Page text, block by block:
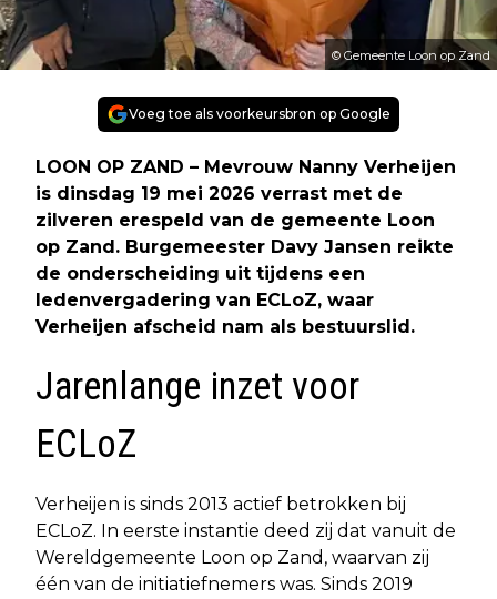
© Gemeente Loon op Zand
Voeg toe als voorkeursbron op Google
LOON OP ZAND – Mevrouw Nanny Verheijen
is dinsdag 19 mei 2026 verrast met de
zilveren erespeld van de gemeente Loon
op Zand. Burgemeester Davy Jansen reikte
de onderscheiding uit tijdens een
ledenvergadering van ECLoZ, waar
Verheijen afscheid nam als bestuurslid.
Jarenlange inzet voor
ECLoZ
Verheijen is sinds 2013 actief betrokken bij
ECLoZ. In eerste instantie deed zij dat vanuit de
Wereldgemeente Loon op Zand, waarvan zij
één van de initiatiefnemers was. Sinds 2019